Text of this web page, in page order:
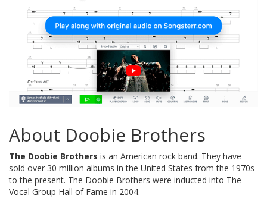
About Doobie Brothers
The Doobie Brothers is an American rock band. They have
sold over 30 million albums in the United States from the 1970s
to the present. The Doobie Brothers were inducted into The
Vocal Group Hall of Fame in 2004.